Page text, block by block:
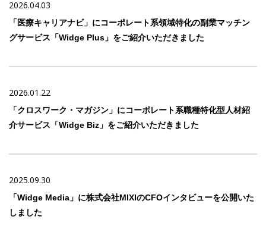
2026.04.03
「医療キャリアナビ」にコーポレート系領域特化の副業マッチン
グサービス「Widge Plus」をご紹介いただきました
2026.01.22
「クロスワーク・マガジン」にコーポレート系職種特化型人材紹
介サービス「Widge Biz」をご紹介いただきました
2025.09.30
「Widge Media」に株式会社MIXIのCFOインタビューを公開いた
しました